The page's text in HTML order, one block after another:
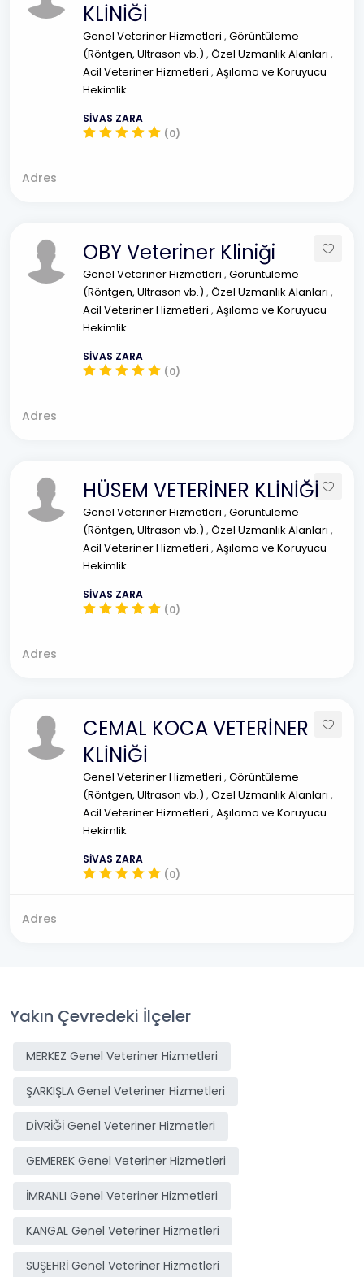
KLİNİĞİ
Genel Veteriner Hizmetleri , Görüntüleme
(Röntgen, Ultrason vb.) , Özel Uzmanlık Alanları ,
Acil Veteriner Hizmetleri , Aşılama ve Koruyucu
Hekimlik
SİVAS ZARA
(0)
Adres
OBY Veteriner Kliniği
Genel Veteriner Hizmetleri , Görüntüleme
(Röntgen, Ultrason vb.) , Özel Uzmanlık Alanları ,
Acil Veteriner Hizmetleri , Aşılama ve Koruyucu
Hekimlik
SİVAS ZARA
(0)
Adres
HÜSEM VETERİNER KLİNİĞİ
Genel Veteriner Hizmetleri , Görüntüleme
(Röntgen, Ultrason vb.) , Özel Uzmanlık Alanları ,
Acil Veteriner Hizmetleri , Aşılama ve Koruyucu
Hekimlik
SİVAS ZARA
(0)
Adres
CEMAL KOCA VETERİNER
KLİNİĞİ
Genel Veteriner Hizmetleri , Görüntüleme
(Röntgen, Ultrason vb.) , Özel Uzmanlık Alanları ,
Acil Veteriner Hizmetleri , Aşılama ve Koruyucu
Hekimlik
SİVAS ZARA
(0)
Adres
Yakın Çevredeki İlçeler
MERKEZ Genel Veteriner Hizmetleri
ŞARKIŞLA Genel Veteriner Hizmetleri
DİVRİĞİ Genel Veteriner Hizmetleri
GEMEREK Genel Veteriner Hizmetleri
İMRANLI Genel Veteriner Hizmetleri
KANGAL Genel Veteriner Hizmetleri
SUŞEHRİ Genel Veteriner Hizmetleri